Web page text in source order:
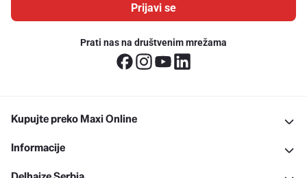
Prijavi se
Prati nas na društvenim mrežama
Kupujte preko Maxi Online
Informacije